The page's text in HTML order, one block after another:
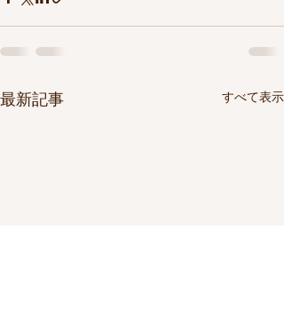
最新記事 すべて表示